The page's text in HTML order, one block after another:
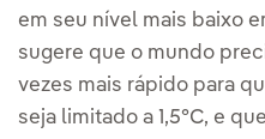
em seu nível mais baixo
sugere que o mundo
vezes mais rápido para
seja limitado a 1,5°C, e